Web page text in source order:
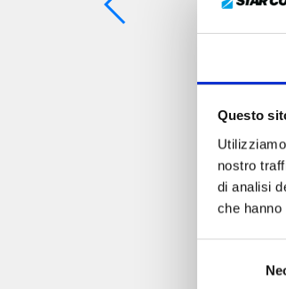
Questo
nostro
di analisi
che